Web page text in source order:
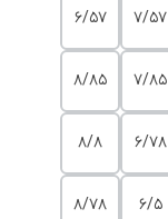
7/57
6/57
7/85
8/85
6/78
8/8
6/5
8/78